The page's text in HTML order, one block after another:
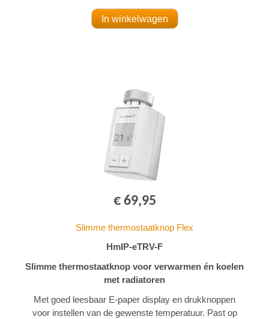
€ 69,95
Slimme thermostaatknop Flex
HmIP-eTRV-F
Slimme thermostaatknop voor verwarmen én koelen
met radiatoren
Met goed leesbaar E-paper display en drukknoppen
voor instellen van de gewenste temperatuur. Past op